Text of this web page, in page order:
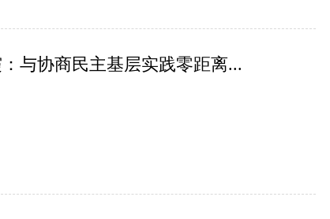
与协商民主基层实践零距离...